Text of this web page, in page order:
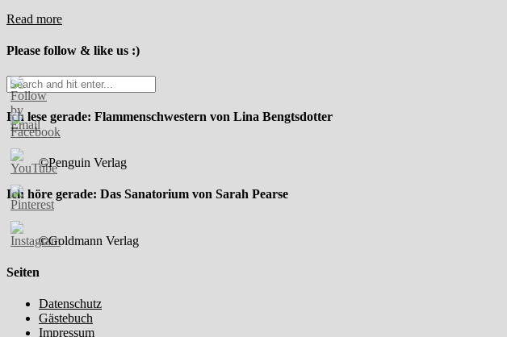
Read more
Please follow & like us :)
Ich lese gerade: Flammenschwestern von Lina Bengtsdotter
©Penguin Verlag
Ich höre gerade: Das Sanatorium von Sarah Pearse
©Goldmann Verlag
Seiten
Datenschutz
Gästebuch
Impressum